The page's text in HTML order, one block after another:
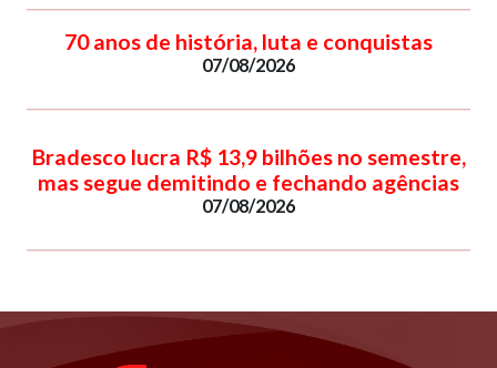
70 anos de história, luta e conquistas
07/08/2026
Bradesco lucra R$ 13,9 bilhões no semestre,
mas segue demitindo e fechando agências
07/08/2026